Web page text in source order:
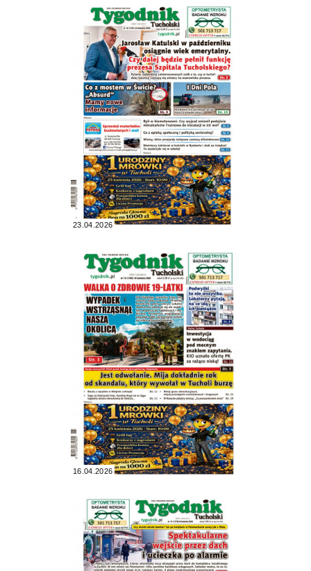
23.04.2026
16.04.2026